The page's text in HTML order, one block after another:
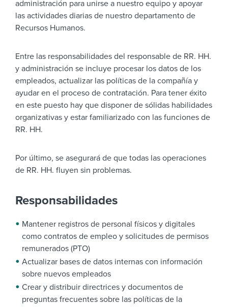
administración para unirse a nuestro equipo y apoyar
las actividades diarias de nuestro departamento de
Recursos Humanos.
Entre las responsabilidades del responsable de RR. HH.
y administración se incluye procesar los datos de los
empleados, actualizar las políticas de la compañía y
ayudar en el proceso de contratación. Para tener éxito
en este puesto hay que disponer de sólidas habilidades
organizativas y estar familiarizado con las funciones de
RR. HH.
Por último, se asegurará de que todas las operaciones
de RR. HH. fluyen sin problemas.
Responsabilidades
Mantener registros de personal físicos y digitales
como contratos de empleo y solicitudes de permisos
remunerados (PTO)
Actualizar bases de datos internas con información
sobre nuevos empleados
Crear y distribuir directrices y documentos de
preguntas frecuentes sobre las políticas de la